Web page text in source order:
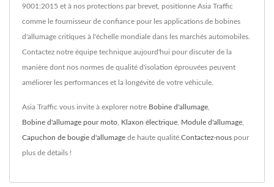
9001:2015 et à nos protections par brevet, positionne Asia Traffic
comme le fournisseur de confiance pour les applications de bobines
d'allumage critiques à l'échelle mondiale dans les marchés automobiles.
Contactez notre équipe technique aujourd'hui pour discuter de la
manière dont nos normes de qualité d'isolation éprouvées peuvent
améliorer les performances et la longévité de votre véhicule.
Asia Traffic vous invite à explorer notre Bobine d'allumage
Bobine d'allumage pour moto Klaxon électrique Module d'allumage
Capuchon de bougie d'allumage de haute qualité. Contactez-nous pour
plus de détails !